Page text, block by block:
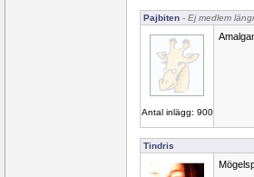
Pajbiten - Ej medlem
Antal inlägg: 900
Tindris